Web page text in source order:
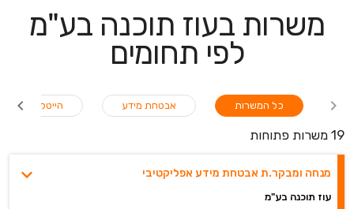
משרות בעוז תוכנה בע"מ
לפי תחומים
הייטק-QA אבטחת מידע כל המשרות
19 משרות פתוחות
מנחה ומבקר.ת אבטחת מידע אפליקטיבי
עוז תוכנה בע"מ